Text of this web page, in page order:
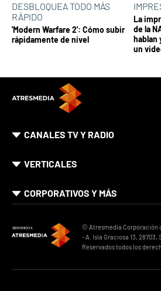
DESBLOQUEA TODO MÁS
RÁPIDO
'Modern Warfare 2': Cómo subir
rápidamente de nivel
La
de la
hablan
un
CANALES TV Y RADIO
VERTICALES
CORPORATIVOS Y MÁS
© Atresmedia Corporación
- A. Isla Graciosa 13, 28703,
Reservados todos los